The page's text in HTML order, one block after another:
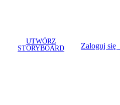
UTWÓRZ
STORYBOARD
Zaloguj się